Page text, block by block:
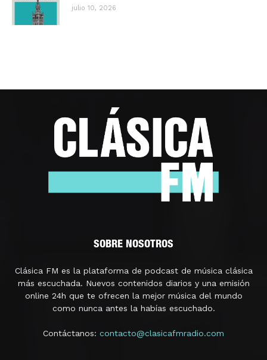
julio 10, 2026
SOBRE NOSOTROS
Clásica FM es la plataforma de podcast de música clásica
más escuchada. Nuevos contenidos diarios y una emisión
online 24h que te ofrecen la mejor música del mundo
como nunca antes la habías escuchado.
Contáctanos: contacto@clasicafmradio.com